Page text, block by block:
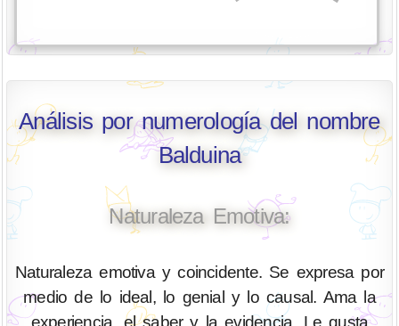
Análisis por numerología del nombre
Balduina
Naturaleza Emotiva:
Naturaleza emotiva y coincidente. Se expresa por
medio de lo ideal, lo genial y lo causal. Ama la